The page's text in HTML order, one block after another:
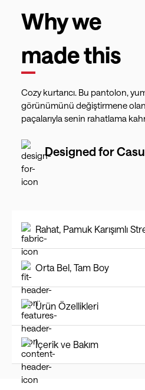
Why we
made this
Cozy kurtarıcı. Bu pantolon,
görünümünü değiştirmene
paçalarıyla senin rahatlama
Designed for
Rahat, Pamuk Karışımlı
Orta Bel, Tam Boy
Ürün Özellikleri
İçerik ve Bakım